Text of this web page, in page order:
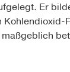
Er
maßgeblich